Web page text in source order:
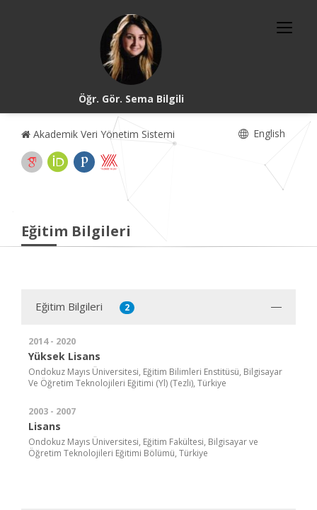
Öğr. Gör. Sema Bilgili
Akademik Veri Yönetim Sistemi English
Eğitim Bilgileri
Eğitim Bilgileri 2
2014 - 2020
Yüksek Lisans
Ondokuz Mayıs Üniversitesi, Eğitim Bilimleri Enstitüsü, Bilgisayar
Ve Öğretim Teknolojileri Eğitimi (Yl) (Tezli), Türkiye
2003 - 2007
Lisans
Ondokuz Mayıs Üniversitesi, Eğitim Fakültesi, Bilgisayar ve
Öğretim Teknolojileri Eğitimi Bölümü, Türkiye